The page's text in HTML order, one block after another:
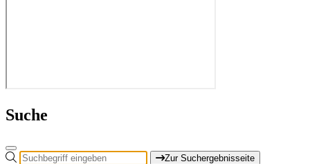
Suche
Zur Suchergebnisseite